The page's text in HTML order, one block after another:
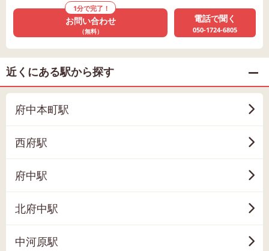
1分で完了！
お問い合わせ
（無料）
電話で聞く
050-1724-6805
近くにある駅から探す
府中本町駅
西府駅
府中駅
北府中駅
中河原駅